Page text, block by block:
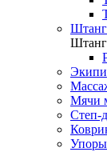
Мячи
Степ-